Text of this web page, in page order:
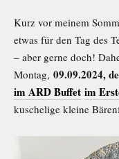
Kurz vor meinem
etwas für den Tag des
– aber gerne doch!
Montag, 09.09.2024,
im ARD Buffet im
kuschelige kleine